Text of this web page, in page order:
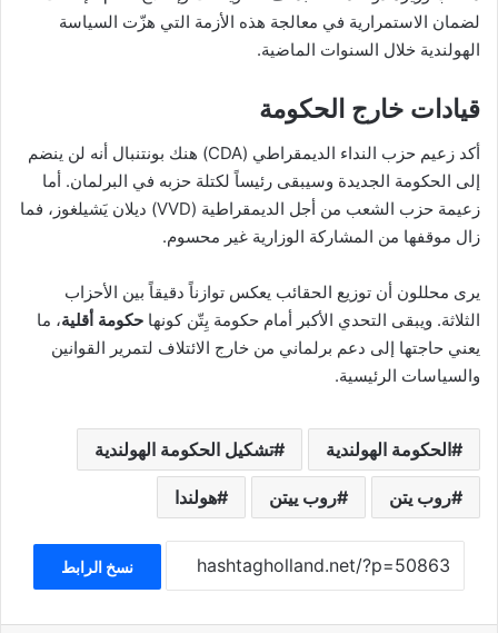
لضمان الاستمرارية في معالجة هذه الأزمة التي هزّت السياسة
الهولندية خلال السنوات الماضية.
قيادات خارج الحكومة
أكد زعيم حزب النداء الديمقراطي (CDA) هنك بونتنبال أنه لن ينضم
إلى الحكومة الجديدة وسيبقى رئيساً لكتلة حزبه في البرلمان. أما
زعيمة حزب الشعب من أجل الديمقراطية (VVD) ديلان يَشيلغوز، فما
زال موقفها من المشاركة الوزارية غير محسوم.
يرى محللون أن توزيع الحقائب يعكس توازناً دقيقاً بين الأحزاب
الثلاثة. ويبقى التحدي الأكبر أمام حكومة يِتّن كونها حكومة أقلية، ما
يعني حاجتها إلى دعم برلماني من خارج الائتلاف لتمرير القوانين
والسياسات الرئيسية.
الحكومة الهولندية تشكيل الحكومة الهولندية
روب يتن روب ييتن هولندا
نسخ الرابط